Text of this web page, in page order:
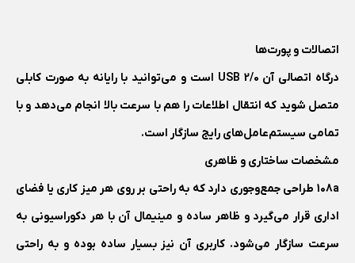
اتصالات و پورت‌ها
درگاه اتصالی آن USB 2/0 است و می‌توانید با رایانه به صورت کابلی
متصل شوید که انتقال اطلاعات را هم با سرعت بالا انجام می‌دهد و با
تمامی سیستم‌عامل‌های رایج سازگار است.
مشخصات ساختاری و ظاهری
108a طراحی جمع‌و‌جوری دارد که به راحتی بر روی هر میز کاری یا فضای
اداری قرار می‌گیرد و ظاهر ساده و مینیمال آن با هر دکوراسیونی به
سرعت سازگار می‌شود. کاربری آن نیز بسیار ساده بوده و به راحتی